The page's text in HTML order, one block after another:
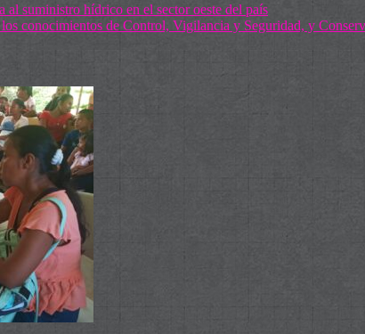
suministro hídrico en el sector oeste del país
conocimientos de Control, Vigilancia y Seguridad, y